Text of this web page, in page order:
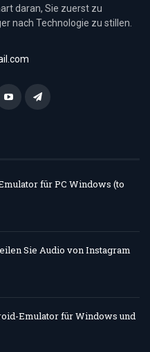
daran, Sie zuerst zu
nach Technologie zu stillen.
für PC Windows (to
Sie Audio von Instagram
Emulator für Windows und